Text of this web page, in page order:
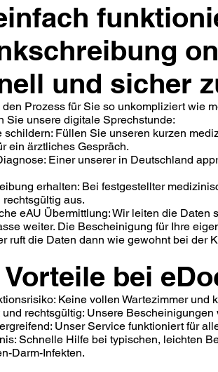
und sicher
Prozess für Sie so unkompliziert wie
Sie unsere digitale Sprechstunde:
schildern: Füllen Sie unseren kurzen
ein ärztliches Gespräch.
Einer unserer in Deutschland
erhalten: Bei festgestellter
aus.
eAU Übermittlung: Wir leiten die
weiter. Die Bescheinigung für Ihre
ruft die Daten dann wie gewohnt bei der
Vorteile bei
Keine vollen Wartezimmer
rechtsgültig: Unsere
Unser Service funktioniert für
Schnelle Hilfe bei typischen, leichten
Darm-Infekten.